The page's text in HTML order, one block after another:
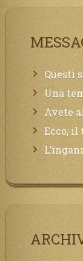
Questi sono
Una tempesta
Avete ancora pochi istanti
Ecco, il tempo è
L’inganno è alle